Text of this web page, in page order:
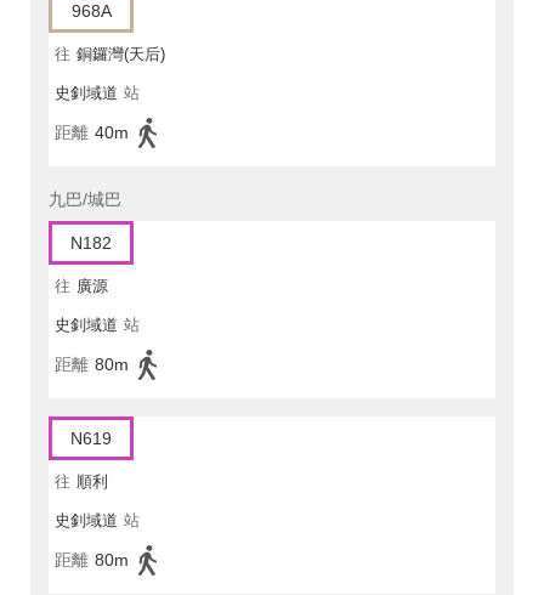
968A
往 銅鑼灣(天后)
史釗域道 站
距離 40m
九巴/城巴
N182
往 廣源
史釗域道 站
距離 80m
N619
往 順利
史釗域道 站
距離 80m